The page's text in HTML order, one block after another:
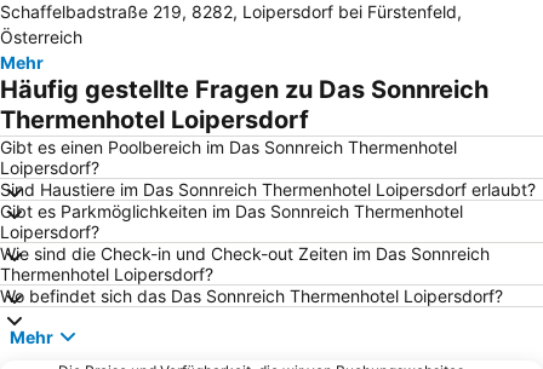
Murska Sobota
Szombathely Downtown
Szombathely Railway Station
Mühlenhof
Zehnerhaus
Bukovniško jezero
Schaffelbadstraße 219, 8282, Loipersdorf bei Fürstenfeld,
Österreich
Mehr
Häufig gestellte Fragen zu Das Sonnreich
Thermenhotel Loipersdorf
Gibt es einen Poolbereich im Das Sonnreich Thermenhotel
Loipersdorf?
Sind Haustiere im Das Sonnreich Thermenhotel Loipersdorf erlaubt?
Gibt es Parkmöglichkeiten im Das Sonnreich Thermenhotel
Loipersdorf?
Wie sind die Check-in und Check-out Zeiten im Das Sonnreich
Thermenhotel Loipersdorf?
Wo befindet sich das Das Sonnreich Thermenhotel Loipersdorf?
Mehr